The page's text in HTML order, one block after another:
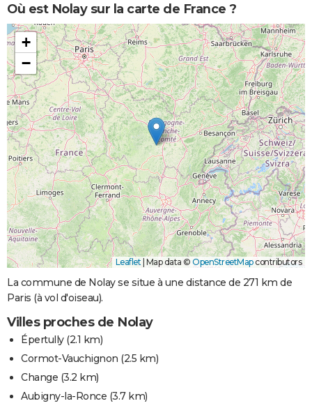
Où est Nolay sur la carte de France ?
+
−
Leaflet Map data © OpenStreetMapcontributors
La commune de Nolay se situe à une distance de 271 km de
Paris (à vol d'oiseau).
Villes proches de Nolay
Épertully(2.1 km)
Cormot-Vauchignon (2.5 km)
Change (3.2 km)
Aubigny-la-Ronce (3.7 km)